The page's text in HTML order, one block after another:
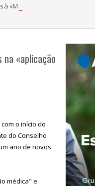
«Medicina Preventiva»
«aplicação
o início do
do Conselho
ano de novos
médica" e